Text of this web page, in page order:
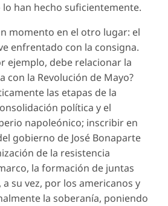
han hecho suficientemente.
momento en el otro lugar: el
enfrentado con la consigna.
ejemplo, debe relacionar la
con la Revolución de Mayo?
las etapas de la
política y el
napoleónico; inscribir en
gobierno de José Bonaparte
de la resistencia
la formación de juntas
su vez, por los americanos y
la soberanía, poniendo